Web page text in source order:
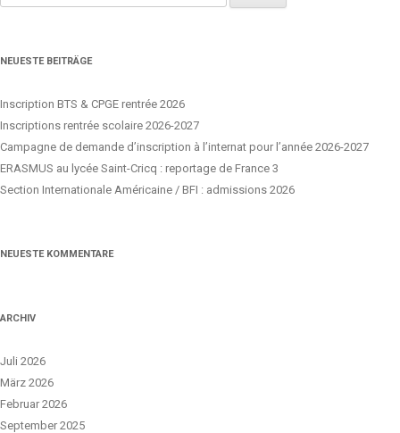
nach:
NEUESTE BEITRÄGE
Inscription BTS & CPGE rentrée 2026
Inscriptions rentrée scolaire 2026-2027
Campagne de demande d’inscription à l’internat pour l’année 2026-2027
ERASMUS au lycée Saint-Cricq : reportage de France 3
Section Internationale Américaine / BFI : admissions 2026
NEUESTE KOMMENTARE
ARCHIV
Juli 2026
März 2026
Februar 2026
September 2025